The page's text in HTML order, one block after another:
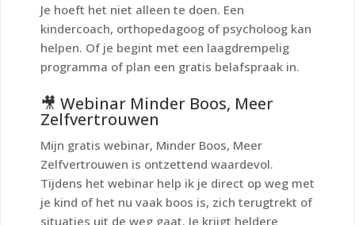
Je hoeft het niet alleen te doen. Een
kindercoach, orthopedagoog of psycholoog kan
helpen. Of je begint met een laagdrempelig
programma of plan een gratis belafspraak in.
🎥 Webinar Minder Boos, Meer
Zelfvertrouwen
Mijn gratis webinar, Minder Boos, Meer
Zelfvertrouwen is ontzettend waardevol.
Tijdens het webinar help ik je direct op weg met
je kind of het nu vaak boos is, zich terugtrekt of
situaties uit de weg gaat. Je krijgt heldere